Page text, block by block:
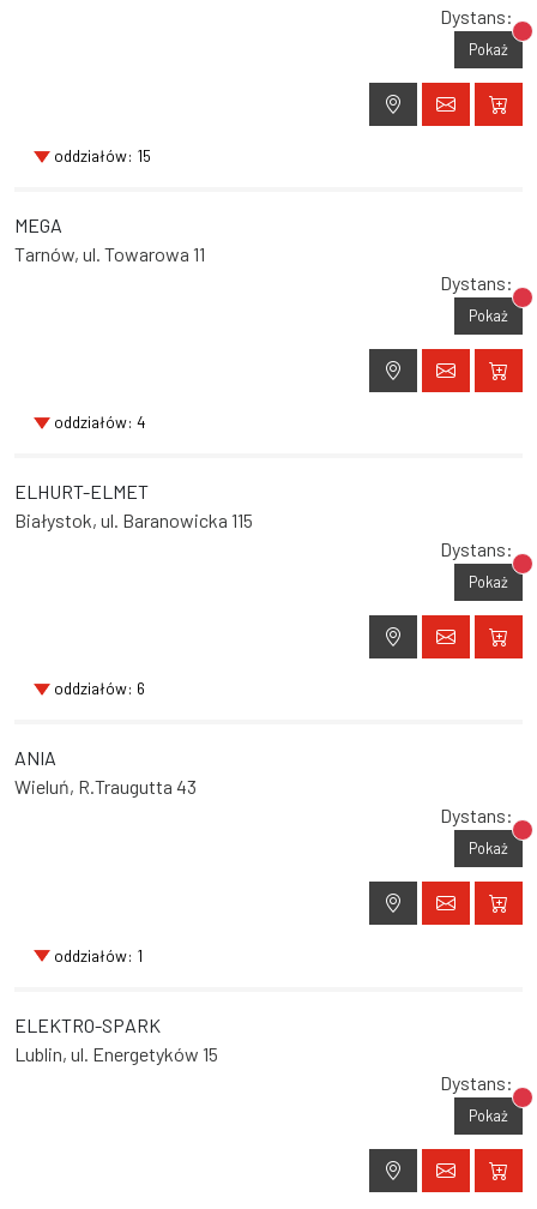
Dystans:
Pokaż
oddziałów: 15
MEGA
Tarnów, ul. Towarowa 11
Dystans:
Pokaż
oddziałów: 4
ELHURT-ELMET
Białystok, ul. Baranowicka 115
Dystans:
Pokaż
oddziałów: 6
ANIA
Wieluń, R.Traugutta 43
Dystans:
Pokaż
oddziałów: 1
ELEKTRO-SPARK
Lublin, ul. Energetyków 15
Dystans:
Pokaż